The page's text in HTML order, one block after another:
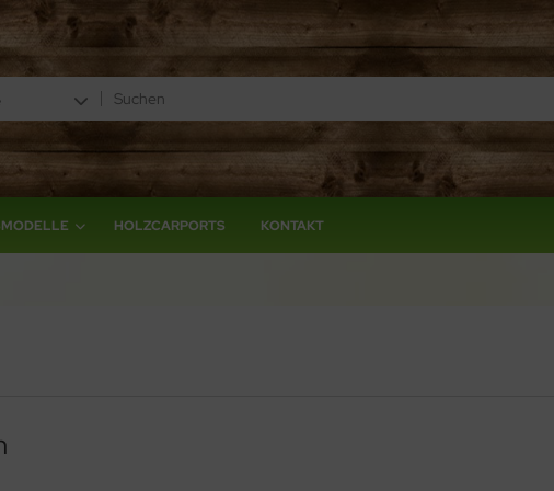
HOLZCARPORTS KONTAKT